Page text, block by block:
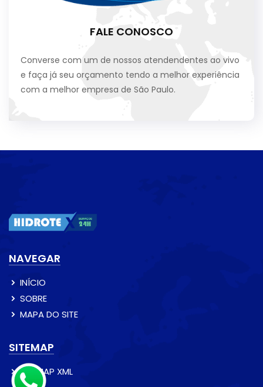
FALE CONOSCO
Converse com um de nossos atendendentes ao vivo
e faça já seu orçamento tendo a melhor experiência
com a melhor empresa de São Paulo.
NAVEGAR
INÍCIO
SOBRE
MAPA DO SITE
SITEMAP
SITEMAP XML